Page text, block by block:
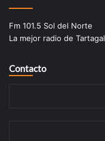
Fm 101.5 Sol del Norte
La mejor radio de Tartagal
Contacto